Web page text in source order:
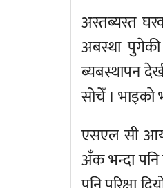
अस्तब्यस्त
अबस्था
ब्यबस्थापन
सोचेँ । भाइकाे
एसएल सी
अँक भन्दा पनि